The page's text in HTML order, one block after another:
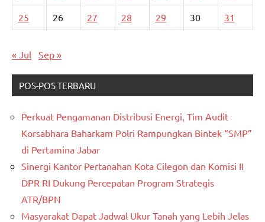
25 26 27 28 29 30 31
« Jul Sep »
POS-POS TERBARU
Perkuat Pengamanan Distribusi Energi, Tim Audit
Korsabhara Baharkam Polri Rampungkan Bintek “SMP”
di Pertamina Jabar
Sinergi Kantor Pertanahan Kota Cilegon dan Komisi II
DPR RI Dukung Percepatan Program Strategis
ATR/BPN
Masyarakat Dapat Jadwal Ukur Tanah yang Lebih Jelas